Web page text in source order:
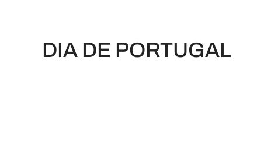
DIA DE PORTUGAL